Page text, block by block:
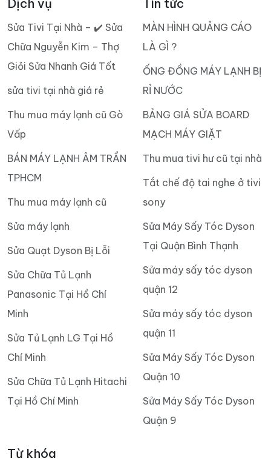
Sửa Tivi Tại Nhà – ✔️ Sửa
Chữa Nguyễn Kim – Thợ
Thu mua máy lạnh cũ Gò
BÁN MÁY LẠNH ÂM TRẦN
Sửa Chữa Tủ Lạnh
Panasonic Tại Hồ Chí
Sửa Tủ Lạnh LG Tại Hồ
Sửa Chữa Tủ Lạnh Hitachi
Tin tức
MÀN HÌNH QUẢNG CÁO
LÀ GÌ ?
ỐNG ĐỒNG MÁY LẠNH BỊ
BẢNG GIÁ SỬA BOARD
Sửa Máy Sấy Tóc Dyson
Sửa máy sấy tóc dyson
Sửa máy sấy tóc dyson
Sửa Máy Sấy Tóc Dyson
Sửa Máy Sấy Tóc Dyson